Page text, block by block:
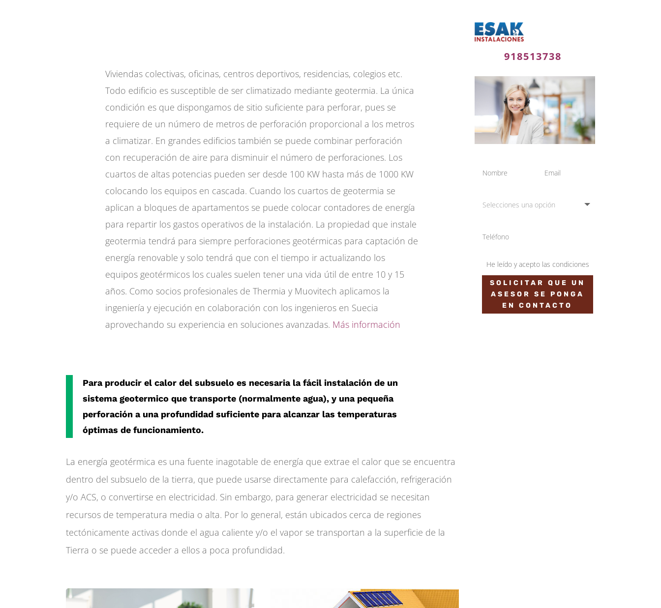
Viviendas colectivas, oficinas, centros deportivos, residencias, colegios etc.
Todo edificio es susceptible de ser climatizado mediante geotermia. La única
condición es que dispongamos de sitio suficiente para perforar, pues se
requiere de un número de metros de perforación proporcional a los metros
a climatizar. En grandes edificios también se puede combinar perforación
con recuperación de aire para disminuir el número de perforaciones. Los
cuartos de altas potencias pueden ser desde 100 KW hasta más de 1000 KW
colocando los equipos en cascada. Cuando los cuartos de geotermia se
aplican a bloques de apartamentos se puede colocar contadores de energía
para repartir los gastos operativos de la instalación. La propiedad que instale
geotermia tendrá para siempre perforaciones geotérmicas para captación de
energía renovable y solo tendrá que con el tiempo ir actualizando los
equipos geotérmicos los cuales suelen tener una vida útil de entre 10 y 15
años. Como socios profesionales de Thermia y Muovitech aplicamos la
ingeniería y ejecución en colaboración con los ingenieros en Suecia
aprovechando su experiencia en soluciones avanzadas. Más información
Para producir el calor del subsuelo es necesaria la fácil instalación de un
sistema geotermico que transporte (normalmente agua), y una pequeña
perforación a una profundidad suficiente para alcanzar las temperaturas
óptimas de funcionamiento.
La energía geotérmica es una fuente inagotable de energía que extrae el calor que se encuentra
dentro del subsuelo de la tierra, que puede usarse directamente para calefacción, refrigeración
y/o ACS, o convertirse en electricidad. Sin embargo, para generar electricidad se necesitan
recursos de temperatura media o alta. Por lo general, están ubicados cerca de regiones
tectónicamente activas donde el agua caliente y/o el vapor se transportan a la superficie de la
Tierra o se puede acceder a ellos a poca profundidad.
918513738
He leído y acepto las condiciones
SOLICITAR QUE UN
ASESOR SE PONGA
EN CONTACTO